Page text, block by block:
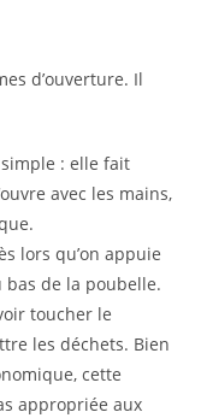
d’ouverture. Il
: elle fait
avec les mains,
lors qu’on appuie
bas de la poubelle.
toucher le
les déchets. Bien
cette
appropriée aux